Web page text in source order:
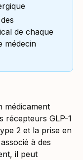
de chaque
médecin
médicament
récepteurs GLP-1
2 et la prise en
à des
il peut